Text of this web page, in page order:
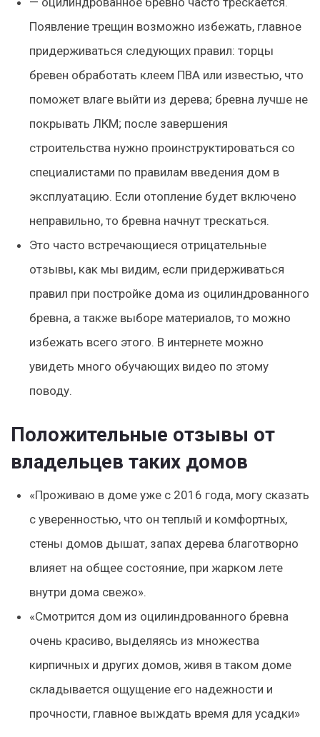
Появление трещин возможно избежать, главное
придерживаться следующих правил: торцы
бревен обработать клеем ПВА или известью, что
поможет влаге выйти из дерева; бревна лучше не
покрывать ЛКМ; после завершения
строительства нужно проинструктироваться со
специалистами по правилам введения дом в
эксплуатацию. Если отопление будет включено
неправильно, то бревна начнут трескаться.
Это часто встречающиеся отрицательные
отзывы, как мы видим, если придерживаться
правил при постройке дома из оцилиндрованного
бревна, а также выборе материалов, то можно
избежать всего этого. В интернете можно
увидеть много обучающих видео по этому
поводу.
Положительные отзывы от
владельцев таких домов
«Проживаю в доме уже с 2016 года, могу сказать
с уверенностью, что он теплый и комфортных,
стены домов дышат, запах дерева благотворно
влияет на общее состояние, при жарком лете
внутри дома свежо».
«Смотрится дом из оцилиндрованного бревна
очень красиво, выделяясь из множества
кирпичных и других домов, живя в таком доме
складывается ощущение его надежности и
прочности, главное выждать время для усадки»